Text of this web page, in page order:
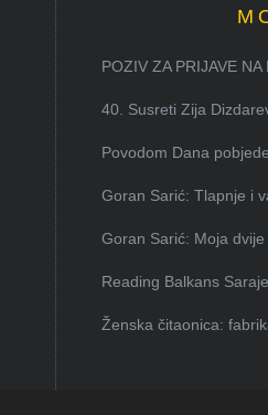
POZIV ZA PRIJAVE NA
40. Susreti Zija
Povodom Dana
Goran Sarić: Tlapnje i
Goran Sarić: Moja dvije
Reading Balkans
Ženska čitaonica: